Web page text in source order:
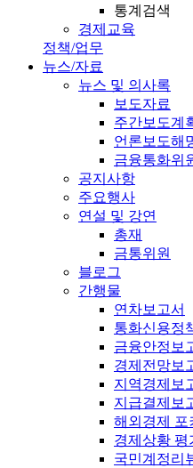
통계검색
경제교육
정책/업무
뉴스/자료
뉴스 및 의사록
보도자료
주간보도계
언론보도해
금융통화위
공지사항
주요행사
연설 및 강연
총재
금통위원
블로그
간행물
연차보고서
통화신용정
금융안정보
경제전망보
지역경제보
지급결제보
해외경제 포
경제상황 평
국민계정리